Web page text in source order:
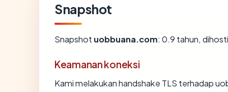
Snapshot
Snapshot uobbuana.com: 0.9 tahun,
Keamanan koneksi
Kami melakukan handshake TLS terhadap